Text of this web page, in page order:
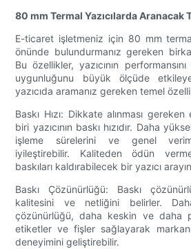
80 mm Termal Yazıcılarda Aranacak
E-ticaret işletmeniz için 80 mm
önünde bulundurmanız gereken
Bu özellikler, yazıcının
uygunluğunu büyük ölçüde
yazıcıda aramanız gereken temel
Baskı Hızı: Dikkate alınması
biri yazıcının baskı hızıdır. Daha
işleme sürelerini ve genel
iyileştirebilir. Kaliteden ödün
baskıları kaldırabilecek bir yazıcı
Baskı Çözünürlüğü: Baskı
kalitesini ve netliğini belirler.
çözünürlüğü, daha keskin ve daha
etiketler ve fişler sağlayarak
deneyimini geliştirebilir.